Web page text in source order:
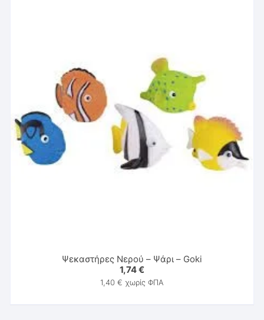
Ψεκαστήρες Νερού – Ψάρι – Goki
1,74€
1,40 € χωρίς ΦΠΑ